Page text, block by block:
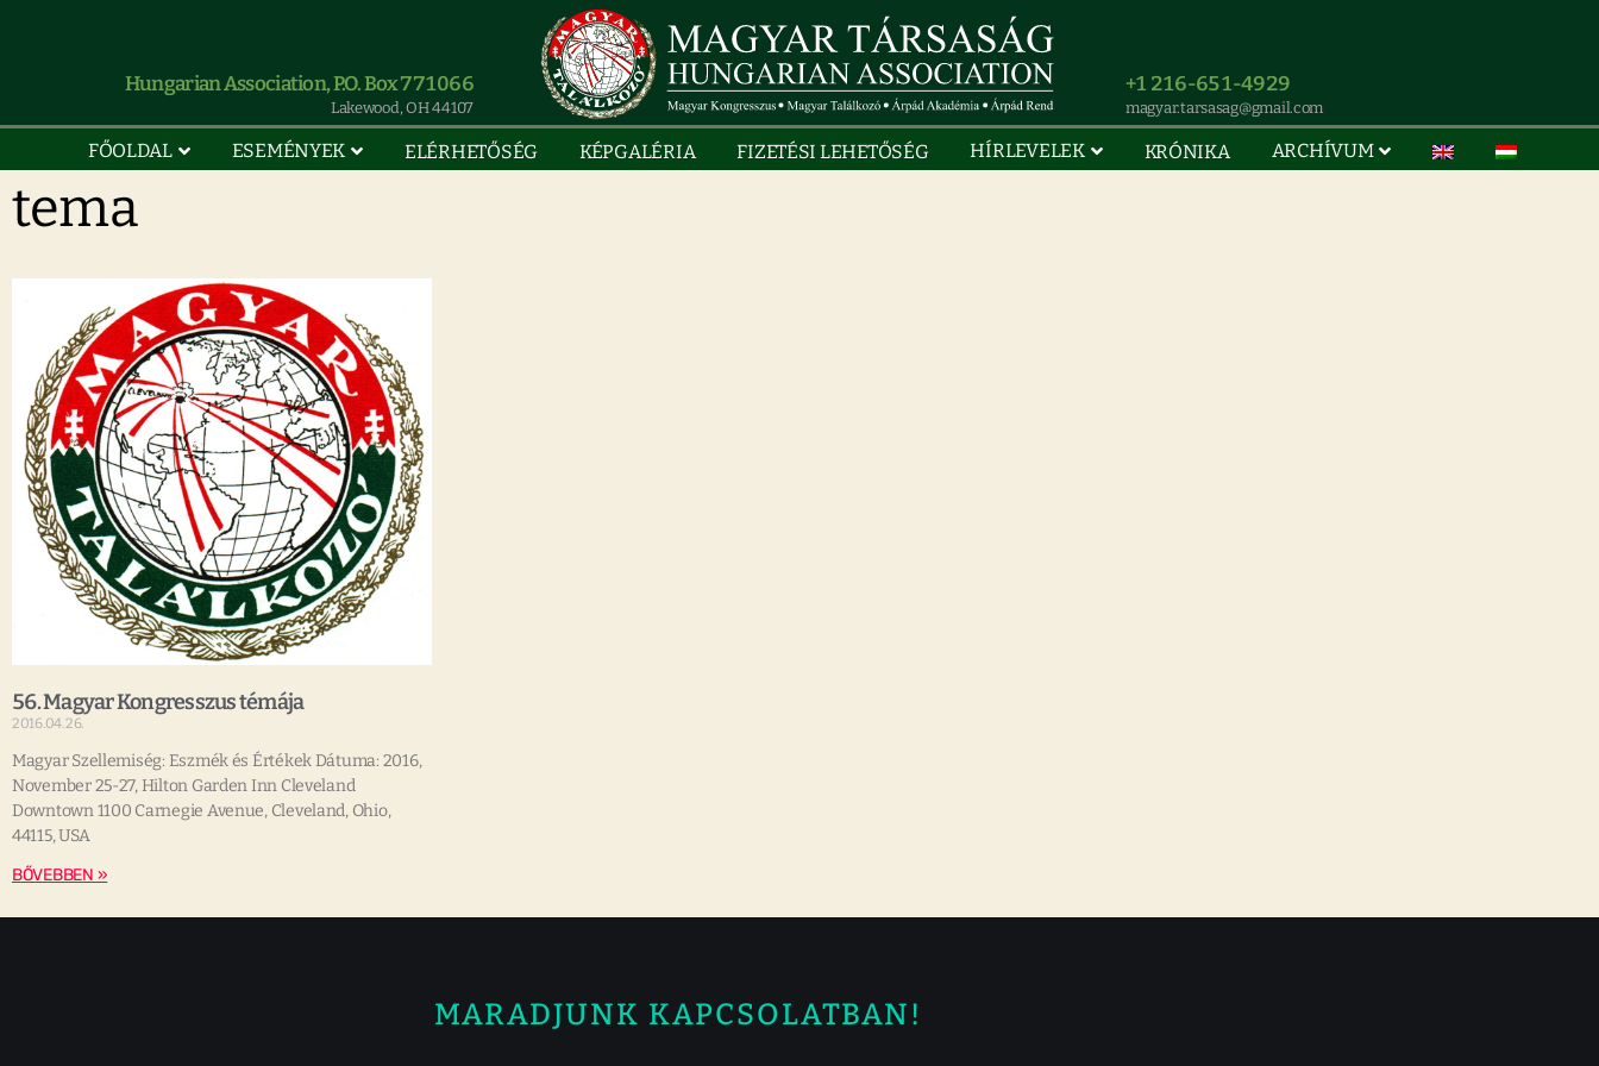
Hungarian Association, P.O. Box 771066
Lakewood, OH 44107
+1 216-651-4929
magyar.tarsasag@gmail.com
FŐOLDAL ESEMÉNYEK ELÉRHETŐSÉG KÉPGALÉRIA FIZETÉSI LEHETŐSÉG HÍRLEVELEK KRÓNIKA ARCHÍVUM
tema
56. Magyar Kongresszus témája
2016.04.26.
Magyar Szellemiség: Eszmék és Értékek Dátuma: 2016,
November 25-27, Hilton Garden Inn Cleveland
Downtown 1100 Carnegie Avenue, Cleveland, Ohio,
44115, USA
BŐVEBBEN »
MARADJUNK KAPCSOLATBAN!